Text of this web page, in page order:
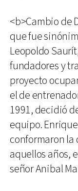
<b>Cambio de
que fue
Leopoldo
fundadores y
proyecto
el de
1991, decidió
equipo.
conformaron la
aquellos años,
señor Anibal